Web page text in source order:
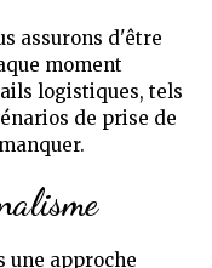
assurons d'être
moment
logistiques, tels
de prise de
une approche